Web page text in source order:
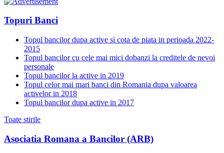
Topuri Banci
Topul bancilor dupa active si cota de piata in perioada 2022-
2015
Topul bancilor cu cele mai mici dobanzi la creditele de nevoi
personale
Topul bancilor la active in 2019
Topul celor mai mari banci din Romania dupa valoarea
activelor in 2018
Topul bancilor dupa active in 2017
Toate stirile
Asociatia Romana a Bancilor (ARB)